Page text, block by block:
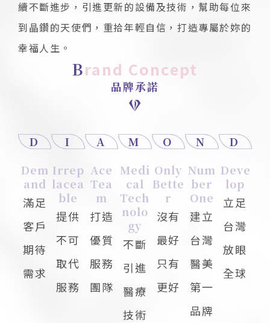
續不斷進步，引進更新的設備及技術，幫助每位來
到晶鑽的天使們，重拾年輕自信，打造專屬於妳的
幸福人生。
Brand Concept
品牌承諾
D
Dem
And
滿足
客戶
期待
需求
I
Irrep
Lacea
Ble
提供
不可
取代
服務
A
Ace
Tea
M
打造
優質
服務
團隊
M
Medi
Cal
Tech
Nolo
Gy
不斷
引進
醫療
技術
O
Only
Bette
R
沒有
最好
只有
更好
N
Num
Ber
One
建立
台灣
醫美
第一
品牌
D
Deve
Lop
立足
台灣
放眼
全球